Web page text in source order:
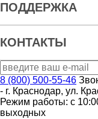
ПОДДЕРЖКА
КОНТАКТЫ
8 (800) 500-55-46
- г. Краснодар, ул.
Режим работы: с
выходных